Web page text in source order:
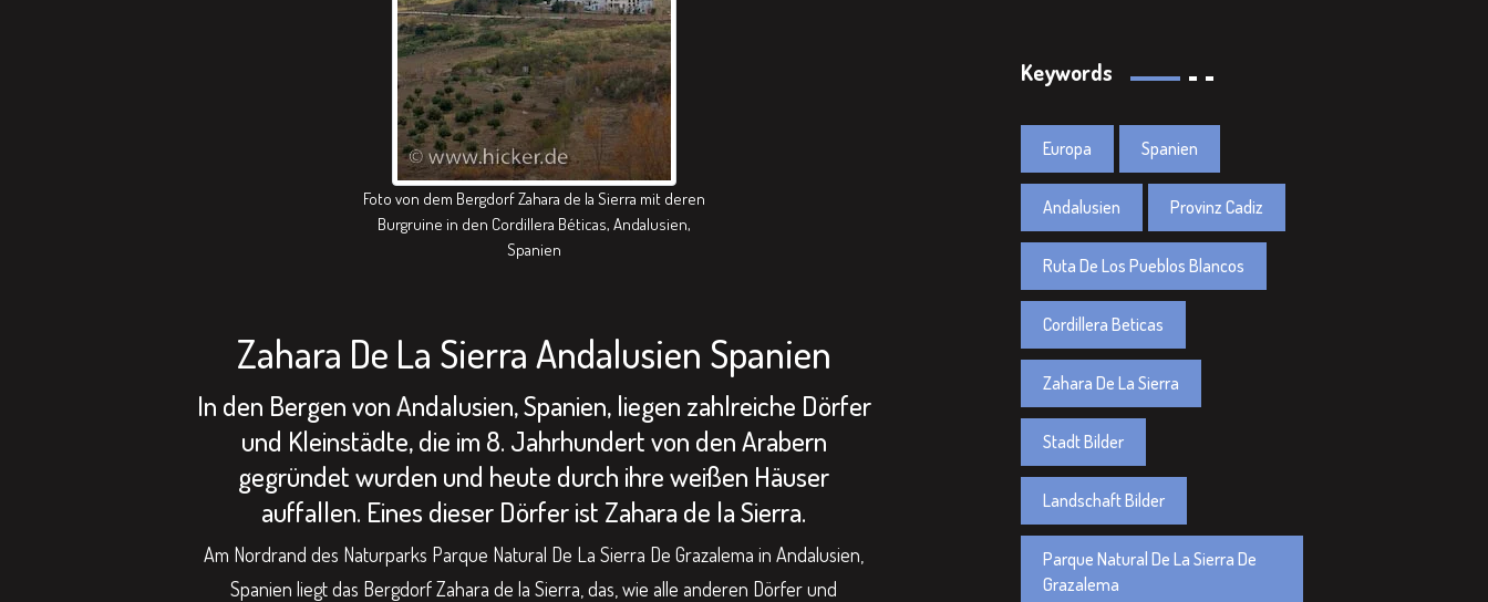
Foto von dem Bergdorf Zahara de la Sierra mit deren
Burgruine in den Cordillera Béticas, Andalusien,
Spanien
Zahara De La Sierra Andalusien Spanien
In den Bergen von Andalusien, Spanien, liegen zahlreiche Dörfer
und Kleinstädte, die im 8. Jahrhundert von den Arabern
gegründet wurden und heute durch ihre weißen Häuser
auffallen. Eines dieser Dörfer ist Zahara de la Sierra.
Am Nordrand des Naturparks Parque Natural De La Sierra De Grazalema in Andalusien,
Spanien liegt das Bergdorf Zahara de la Sierra, das, wie alle anderen Dörfer und
Keywords
Europa Spanien
Andalusien Provinz Cadiz
Ruta De Los Pueblos Blancos
Cordillera Beticas
Zahara De La Sierra
Stadt Bilder
Landschaft Bilder
Parque Natural De La Sierra De
Grazalema